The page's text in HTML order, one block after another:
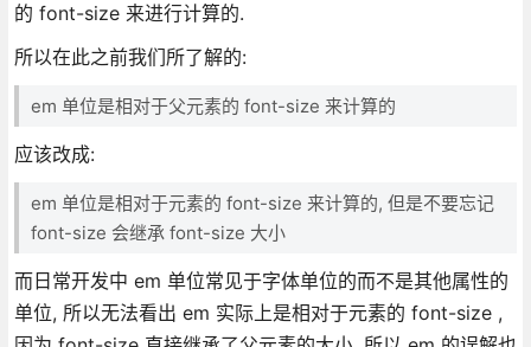
的 font-size 来进行计算的.
所以在此之前我们所了解的:
em 单位是相对于父元素的 font-size 来计算的
应该改成:
em 单位是相对于元素的 font-size 来计算的, 但是不要忘记
font-size 会继承 font-size 大小
而日常开发中 em 单位常见于字体单位的而不是其他属性的
单位, 所以无法看出 em 实际上是相对于元素的 font-size ,